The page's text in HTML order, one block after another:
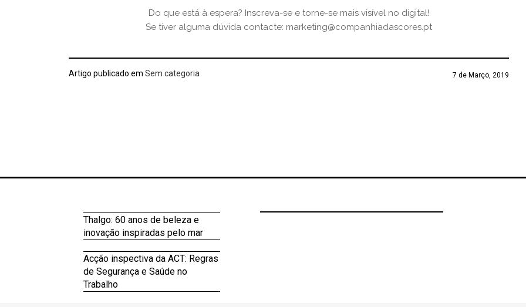
Do que está à espera? Inscreva-se e torne-se mais visível no digital!
Se tiver alguma dúvida contacte: marketing@companhiadascores.pt
Artigo publicado em Sem categoria 7 de Março, 2019
Thalgo: 60 anos de beleza e
inovação inspiradas pelo mar
Acção inspectiva da ACT: Regras
de Segurança e Saúde no
Trabalho